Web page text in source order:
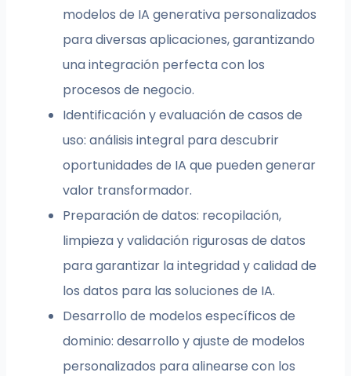
modelos de IA generativa personalizados
para diversas aplicaciones, garantizando
una integración perfecta con los
procesos de negocio.
Identificación y evaluación de casos de
uso: análisis integral para descubrir
oportunidades de IA que pueden generar
valor transformador.
Preparación de datos: recopilación,
limpieza y validación rigurosas de datos
para garantizar la integridad y calidad de
los datos para las soluciones de IA.
Desarrollo de modelos específicos de
dominio: desarrollo y ajuste de modelos
personalizados para alinearse con los